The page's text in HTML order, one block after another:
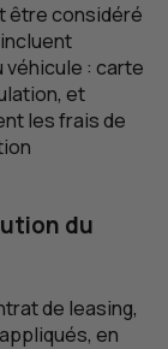
être considéré
véhicule : carte
et
les frais de
du
de leasing,
en